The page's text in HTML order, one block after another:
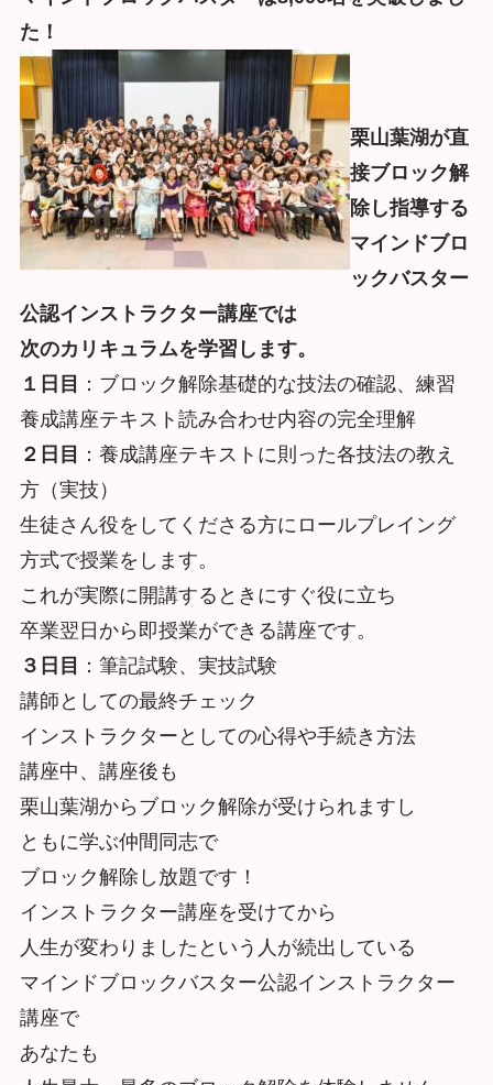
た！
栗山葉湖が直
接ブロック解
除し指導する
マインドブロ
ックバスター
公認インストラクター講座では
次のカリキュラムを学習します。
１日目
：ブロック解除基礎的な技法の確認、練習
養成講座テキスト読み合わせ内容の完全理解
２日目
：養成講座テキストに則った各技法の教え
方（実技）
生徒さん役をしてくださる方にロールプレイング
方式で授業をします。
これが実際に開講するときにすぐ役に立ち
卒業翌日から即授業ができる講座です。
３日目
：筆記試験、実技試験
講師としての最終チェック
インストラクターとしての心得や手続き方法
講座中、講座後も
栗山葉湖からブロック解除が受けられますし
ともに学ぶ仲間同志で
ブロック解除し放題です！
インストラクター講座を受けてから
人生が変わりましたという人が続出している
マインドブロックバスター公認インストラクター
講座で
あなたも